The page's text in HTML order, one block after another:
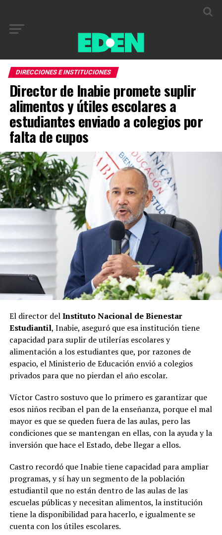
DIRECCIONES E INSTITUCIONES
Director de Inabie promete suplir
alimentos y útiles escolares a
estudiantes enviado a colegios por
falta de cupos
El director delInstituto Nacional de Bienestar
Estudiantil, Inabie, aseguró que esa institución tiene
capacidad para suplir de utilerías escolares y
alimentación a los estudiantes que, por razones de
espacio, el Ministerio de Educación envió a colegios
privados para que no pierdan el año escolar.
Víctor Castro sostuvo que lo primero es garantizar que
esos niños reciban el pan de la enseñanza, porque el mal
mayor es que se queden fuera de las aulas, pero las
condiciones que se mantengan en ellas, con la ayuda y la
inversión que hace el Estado, debe llegar a ellos.
Castro recordó que Inabie tiene capacidad para ampliar
programas, y sí hay un segmento de la población
estudiantil que no están dentro de las aulas de las
escuelas públicas y necesitan alimentos, la institución
tiene la disponibilidad para hacerlo, e igualmente se
cuenta con los útiles escolares.